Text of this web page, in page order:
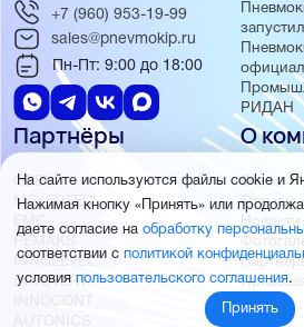
РИДАН
Партнёры
ОВЕН
MEYERTEC
EMC
PEMAKS
INNOLEVEL
INNOVERT
INNOCONT
AUTONICS
О
О нас
Отзывы
Новости
+7 (960) 953-19-99
sales@pnevmokip.ru
Пн-Пт: 9:00 до 18:00
На сайте используются файлы cookie и
Нажимая кнопку «Принять» или
даете согласие на обработку
соответствии с политикой
условияпользовательского соглашения.
Принять